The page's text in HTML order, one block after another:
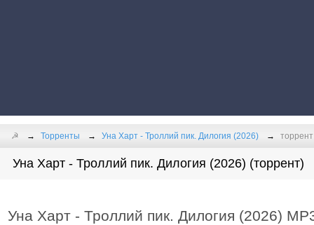
☭ Торренты Уна Харт - Троллий пик. Дилогия (2026)
Уна Харт - Троллий пик. Дилогия (2026) (торрент)
Уна Харт - Троллий пик. Дилогия (2026)